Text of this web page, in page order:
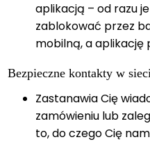
aplikacją – od razu
zablokować przez
mobilną, a aplikację
Bezpieczne kontakty w
Zastanawia Cię
zamówieniu lub
to, do czego Cię